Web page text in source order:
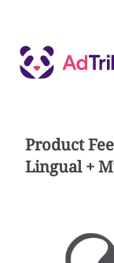
Product
Lingual +